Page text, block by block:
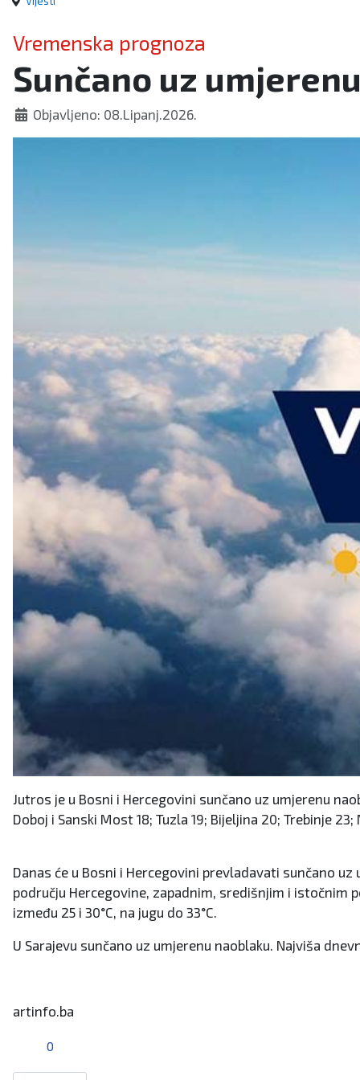
Vremenska prognoza
Sunčano uz
Objavljeno: 08.Lipanj.2026.
Jutros je u Bosni i Hercegovini sunčano uz umjerenu
Doboj i Sanski Most 18; Tuzla 19; Bijeljina 20; Trebinje
Danas će u Bosni i Hercegovini prevladavati sunčano
području Hercegovine, zapadnim, središnjim i istočnim
između 25 i 30°C, na jugu do 33°C.
U Sarajevu sunčano uz umjerenu naoblaku. Najviša
artinfo.ba
0